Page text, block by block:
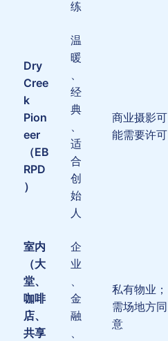
练
Dry
Cree
k
Pion
eer
（EB
RPD
）
温
暖
、
经
典
、
适
合
创
始
人
商业摄影可
能需要许可
室内
（大
堂、
咖啡
店、
共享
企
业
、
金
融
、
私有物业；
需场地方同
意